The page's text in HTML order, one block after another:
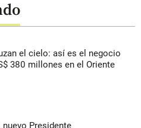
el cielo: así es el negocio
380 millones en el Oriente
nuevo Presidente